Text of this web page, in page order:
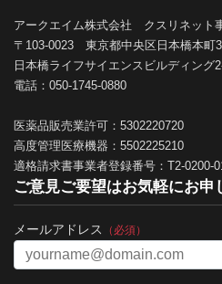
アークエイム株式会社 クスリネット
〒103-0023 東京都中央区日本橋本町
日本橋ライフサイエンスビルディング
電話：050-1745-0880
医薬品販売業許可：5302220720
高度管理医療機器：5502225210
適格請求書事業者登録番号：T2-0200-
ご意見ご要望はお気軽にお申
メールアドレス （必須）